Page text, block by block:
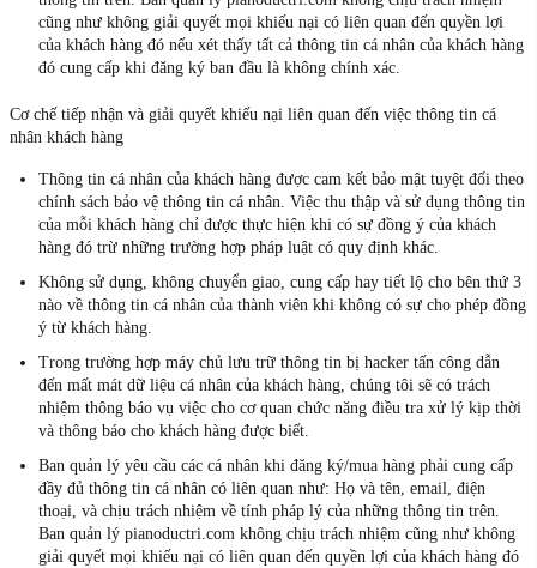
cũng như không giải quyết mọi khiếu nại có liên quan đến quyền lợi
của khách hàng đó nếu xét thấy tất cả thông tin cá nhân của khách hàng
đó cung cấp khi đăng ký ban đầu là không chính xác.
Cơ chế tiếp nhận và giải quyết khiếu nại liên quan đến việc thông tin cá
nhân khách hàng
Thông tin cá nhân của khách hàng được cam kết bảo mật tuyệt đối theo
chính sách bảo vệ thông tin cá nhân. Việc thu thập và sử dụng thông tin
của mỗi khách hàng chỉ được thực hiện khi có sự đồng ý của khách
hàng đó trừ những trường hợp pháp luật có quy định khác.
Không sử dụng, không chuyển giao, cung cấp hay tiết lộ cho bên thứ 3
nào về thông tin cá nhân của thành viên khi không có sự cho phép đồng
ý từ khách hàng.
Trong trường hợp máy chủ lưu trữ thông tin bị hacker tấn công dẫn
đến mất mát dữ liệu cá nhân của khách hàng, chúng tôi sẽ có trách
nhiệm thông báo vụ việc cho cơ quan chức năng điều tra xử lý kịp thời
và thông báo cho khách hàng được biết.
Ban quản lý yêu cầu các cá nhân khi đăng ký/mua hàng phải cung cấp
đầy đủ thông tin cá nhân có liên quan như: Họ và tên, email, điện
thoại, và chịu trách nhiệm về tính pháp lý của những thông tin trên.
Ban quản lý pianoductri.com không chịu trách nhiệm cũng như không
giải quyết mọi khiếu nại có liên quan đến quyền lợi của khách hàng đó